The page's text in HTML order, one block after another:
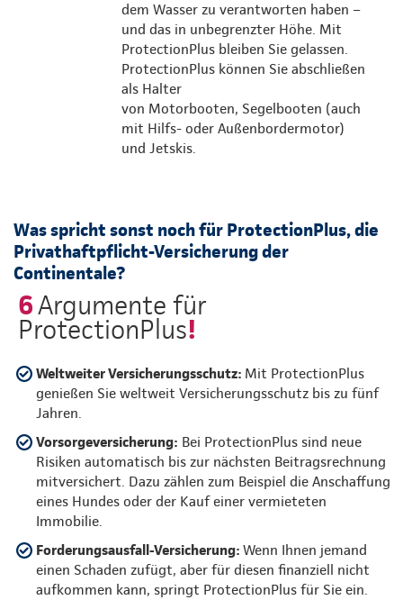
dem Wasser zu verantworten haben –
und das in unbegrenzter Höhe. Mit
ProtectionPlus bleiben Sie gelassen.
ProtectionPlus können Sie abschließen
als Halter
von Motorbooten, Segelbooten (auch
mit Hilfs- oder Außenbordermotor)
und Jetskis.
Was spricht sonst noch für ProtectionPlus, die
Privathaftpflicht-Versicherung der
Continentale?
6Argumente für
ProtectionPlus!
Weltweiter Versicherungsschutz: Mit ProtectionPlus
genießen Sie weltweit Versicherungsschutz bis zu fünf
Jahren.
Vorsorgeversicherung: Bei ProtectionPlus sind neue
Risiken automatisch bis zur nächsten Beitragsrechnung
mitversichert. Dazu zählen zum Beispiel die Anschaffung
eines Hundes oder der Kauf einer vermieteten
Immobilie.
Forderungsausfall-Versicherung: Wenn Ihnen jemand
einen Schaden zufügt, aber für diesen finanziell nicht
aufkommen kann, springt ProtectionPlus für Sie ein.